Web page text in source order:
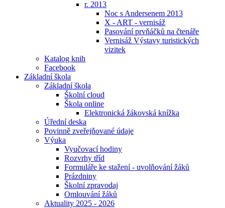
r. 2013
Noc s Andersenem 2013
X - ART - vernisáž
Pasování prvňáčků na čtenáře
Vernisáž Výstavy turistických
vizitek
Katalog knih
Facebook
Základní škola
Základní škola
Školní cloud
Škola online
Elektronická žákovská knížka
Úřední deska
Povinně zveřejňované údaje
Výuka
Vyučovací hodiny
Rozvrhy tříd
Formuláře ke stažení - uvolňování žáků
Prázdniny
Školní zpravodaj
Omlouvání žáků
Aktuality 2025 - 2026